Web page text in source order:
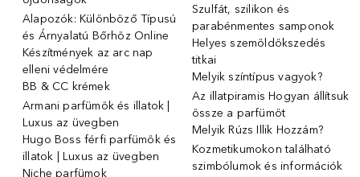
Alapozók: Különböző Típusú
és Árnyalatú Bőrhöz Online
Készítmények az arc nap
elleni védelmére
BB & CC krémek
Armani parfümök és illatok |
Luxus az üvegben
Hugo Boss férfi parfümök és
illatok | Luxus az üvegben
Niche parfümok
Szulfát, szilikon és
parabénmentes samponok
Helyes szemöldökszedés
titkai
Melyik színtípus vagyok?
Az illatpiramis Hogyan állítsuk
össze a parfümöt
Melyik Rúzs Illik Hozzám?
Kozmetikumokon található
szimbólumok és információk